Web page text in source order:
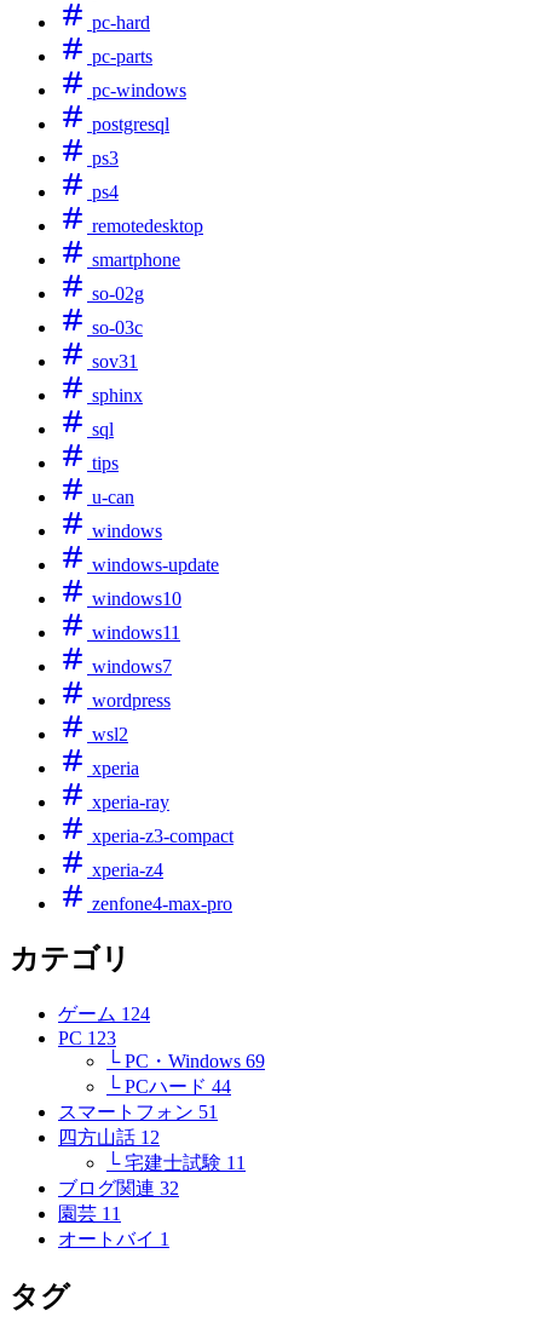
pc-hard
pc-parts
pc-windows
postgresql
ps3
ps4
remotedesktop
smartphone
so-02g
so-03c
sov31
sphinx
sql
tips
u-can
windows
windows-update
windows10
windows11
windows7
wordpress
wsl2
xperia
xperia-ray
xperia-z3-compact
xperia-z4
zenfone4-max-pro
カテゴリ
ゲーム 124
PC 123
└ PC・Windows 69
└ PCハード 44
スマートフォン 51
四方山話 12
└ 宅建士試験 11
ブログ関連 32
園芸 11
オートバイ 1
タグ